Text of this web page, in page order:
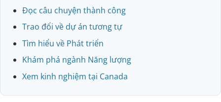
Đọc câu chuyện thành công
Trao đổi về dự án tương tự
Tìm hiểu về Phát triển
Khám phá ngành Năng lượng
Xem kinh nghiệm tại Canada